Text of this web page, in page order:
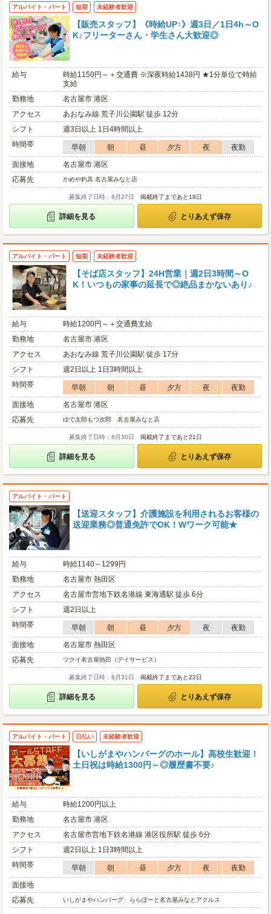
アルバイト・パート 短期 未経験者歓迎
【販売スタッフ】《時給UP↑》週3日／1日4h～O
K♪フリーターさん・学生さん大歓迎◎
給与
時給1150円～＋交通費 ※深夜時給1438円 ★1分単位で時給
支給
勤務地
名古屋市 港区
アクセス
あおなみ線 荒子川公園駅 徒歩 12分
シフト
週3日以上 1日4時間以上
時間帯
早朝 朝 昼 夕方 夜
夜勤
面接地
名古屋市 港区
応募先
かめや釣具 名古屋みなと店
募集終了日時：8月27日 掲載終了まであと18日
詳細を見る とりあえず保存
アルバイト・パート 短期 未経験者歓迎
【そば店スタッフ】24H営業｜週2日3時間～O
K！いつもの家事の延長で◎絶品まかないあり♪
給与
時給1200円～＋交通費支給
勤務地
名古屋市 港区
アクセス
あおなみ線 荒子川公園駅 徒歩 17分
シフト
週2日以上 1日3時間以上
時間帯
早朝 朝 昼 夕方 夜
夜勤
面接地
名古屋市 港区
応募先
ゆで太郎もつ次郎 名古屋みなと店
募集終了日時：8月30日 掲載終了まであと21日
詳細を見る とりあえず保存
アルバイト・パート
【送迎スタッフ】介護施設を利用されるお客様の
送迎業務◎普通免許でOK！Wワーク可能★
給与
時給1140～1299円
勤務地
名古屋市 熱田区
アクセス
名古屋市営地下鉄名港線 東海通駅 徒歩 6分
シフト
週2日以上
時間帯
早朝 朝 昼 夕方 夜
夜勤
面接地
名古屋市 熱田区
応募先
ツクイ名古屋熱田（デイサービス）
募集終了日時：8月31日 掲載終了まであと22日
詳細を見る とりあえず保存
アルバイト・パート 日払い 未経験者歓迎
【いしがまやハンバーグのホール】高校生歓迎！
土日祝は時給1300円～◎履歴書不要♪
給与
時給1200円以上
勤務地
名古屋市 港区
アクセス
名古屋市営地下鉄名港線 港区役所駅 徒歩 6分
シフト
週2日以上 1日3時間以上
時間帯
早朝 朝 昼 夕方 夜
夜勤
面接地
応募先
いしがまやハンバーグ ららぽーと名古屋みなとアクルス